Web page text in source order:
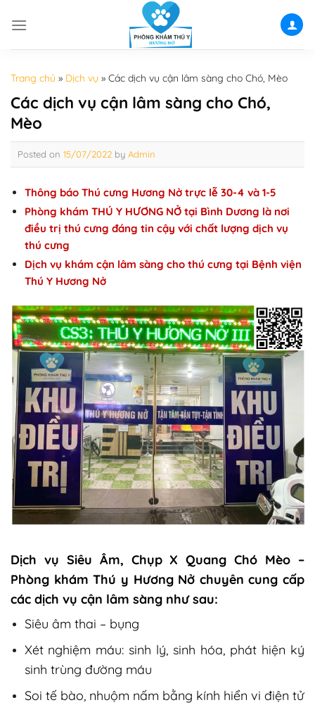
Trang chủ » Dịch vụ » Các dịch vụ cận lâm sàng cho Chó, Mèo
Các dịch vụ cận lâm sàng cho Chó,
Mèo
Posted on 15/07/2022 by Admin
Thông báo Thú cưng Hương Nở trực lễ 30-4 và 1-5
Phòng khám THÚ Y HƯƠNG NỞ tại Bình Dương là nơi
điều trị thú cưng đáng tin cậy với chất lượng dịch vụ
thú cưng
Dịch vụ khám cận lâm sàng cho thú cưng tại Bệnh viện
Thú Y Hương Nở
Dịch vụ Siêu Âm, Chụp X Quang Chó Mèo –
Phòng khám Thú y Hương Nở chuyên cung cấp
các dịch vụ cận lâm sàng như sau:
Siêu âm thai – bụng
Xét nghiệm máu: sinh lý, sinh hóa, phát hiện ký
sinh trùng đường máu
Soi tế bào, nhuộm nấm bằng kính hiển vi điện tử